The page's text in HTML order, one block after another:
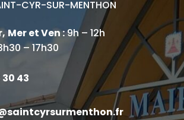
CYR-SUR-MENTHON
Mer et Ven :9h – 12h
– 17h30
30 43